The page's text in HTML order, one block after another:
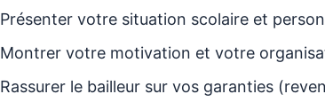
Présenter votre situation scolaire et
Montrer votre motivation et votre
Rassurer le bailleur sur vos garanties